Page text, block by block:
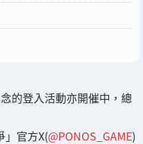
的登入活動亦開催中，總
」官方X(@PONOS_GAME)